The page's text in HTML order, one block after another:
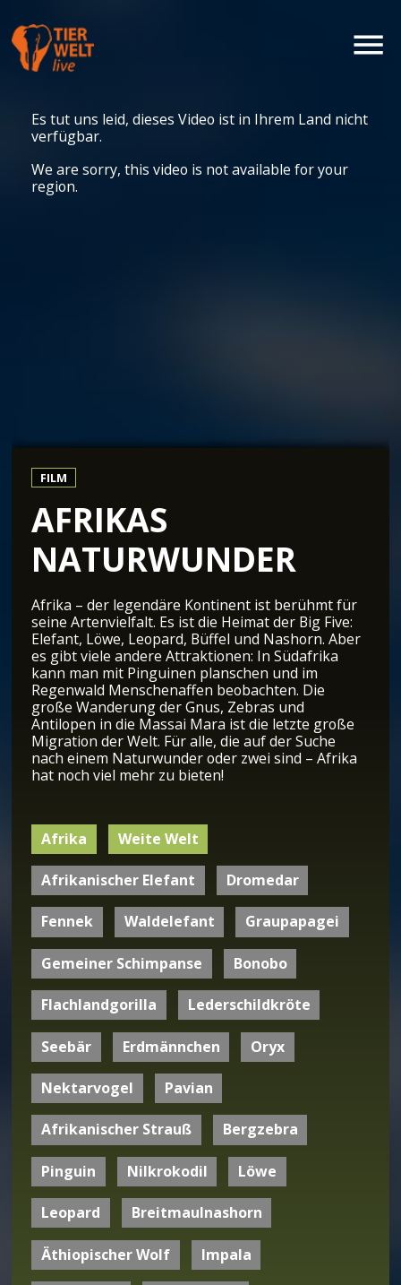
Es tut uns leid, dieses Video ist in Ihrem Land nicht
verfügbar.
We are sorry, this video is not available for your
region.
FILM
AFRIKAS
NATURWUNDER
Afrika – der legendäre Kontinent ist berühmt für
seine Artenvielfalt. Es ist die Heimat der Big Five:
Elefant, Löwe, Leopard, Büffel und Nashorn. Aber
es gibt viele andere Attraktionen: In Südafrika
kann man mit Pinguinen planschen und im
Regenwald Menschenaffen beobachten. Die
große Wanderung der Gnus, Zebras und
Antilopen in die Massai Mara ist die letzte große
Migration der Welt. Für alle, die auf der Suche
nach einem Naturwunder oder zwei sind – Afrika
hat noch viel mehr zu bieten!
Afrika Weite Welt
Afrikanischer Elefant Dromedar
Fennek Waldelefant Graupapagei
Gemeiner Schimpanse Bonobo
Flachlandgorilla Lederschildkröte
Seebär Erdmännchen Oryx
Nektarvogel Pavian
Afrikanischer Strauß Bergzebra
Pinguin Nilkrokodil Löwe
Leopard Breitmaulnashorn
Äthiopischer Wolf Impala